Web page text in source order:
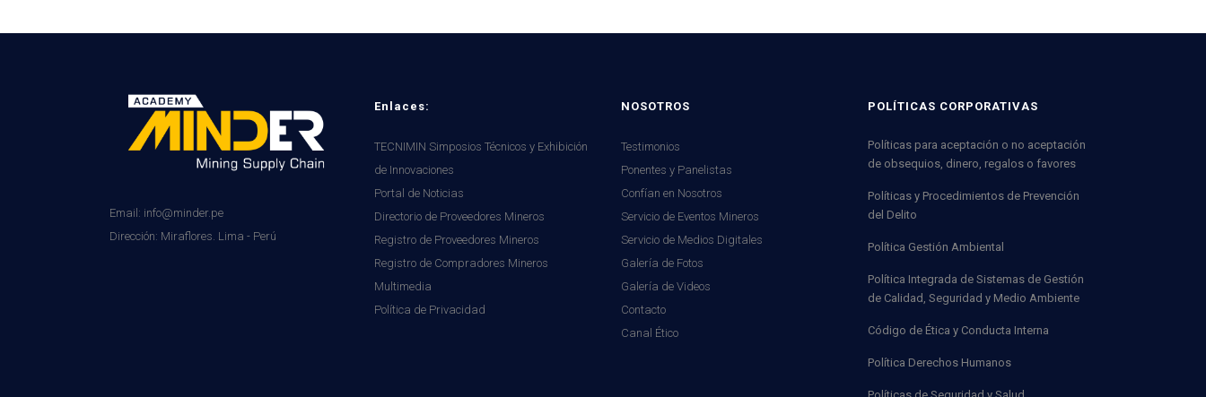
Email: info@minder.pe
Dirección: Miraflores. Lima - Perú
Enlaces:
TECNIMIN Simposios Técnicos y Exhibición
de Innovaciones
Portal de Noticias
Directorio de Proveedores Mineros
Registro de Proveedores Mineros
Registro de Compradores Mineros
Multimedia
Política de Privacidad
NOSOTROS
Testimonios
Ponentes y Panelistas
Confían en Nosotros
Servicio de Eventos Mineros
Servicio de Medios Digitales
Galería de Fotos
Galería de Videos
Contacto
Canal Ético
POLÍTICAS CORPORATIVAS
Políticas para aceptación o no aceptación
de obsequios, dinero, regalos o favores
Políticas y Procedimientos de Prevención
del Delito
Política Gestión Ambiental
Política Integrada de Sistemas de Gestión
de Calidad, Seguridad y Medio Ambiente
Código de Ética y Conducta Interna
Política Derechos Humanos